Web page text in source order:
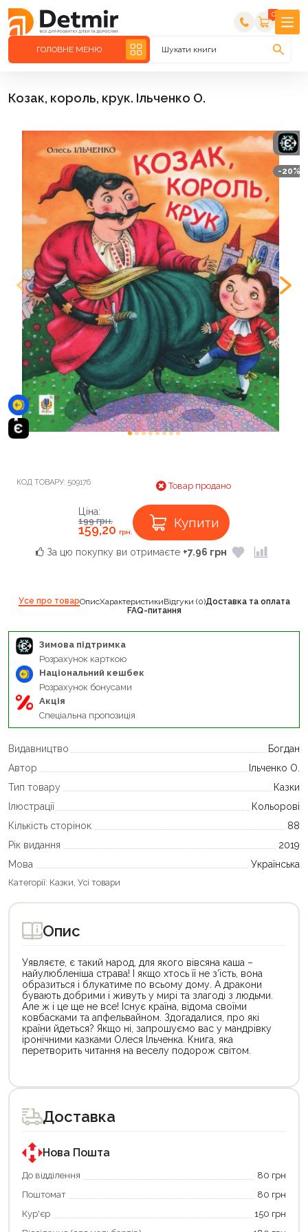
0
ГОЛОВНЕ МЕНЮ Шукати книги
Козак, король, крук. Ільченко О.
-20%
КОД ТОВАРУ: 509176 Товар продано
Ціна:
199грн.
159,20 грн.
Купити
За цю покупку ви отримаєте +7.96 грн
Усе про товарОписХарактеристикиВідгуки (0)Доставка та оплата
FAQ-питання
Зимова підтримка
Розрахунок карткою
Національний кешбек
Розрахунок бонусами
Акція
Спеціальна пропозиція
Видавництво
Богдан
Автор
Ільченко О.
Тип товару
Казки
Ілюстрації
Кольорові
Кількість сторінок
88
Рік видання
2019
Мова
Українська
Категорії: Казки, Усі товари
Опис
Уявляєте, є такий народ, для якого вівсяна каша –
найулюбленіша страва! І якщо хтось її не з’їсть, вона
образиться і блукатиме по всьому дому. А дракони
бувають добрими і живуть у мирі та злагоді з людьми.
Але ж і це ще не все! Існує країна, відома своїми
ковбасками та апфельвайном. Здогадалися, про які
країни йдеться? Якщо ні, запрошуємо вас у мандрівку
іронічними казками Олеся Ільченка. Книга, яка
перетворить читання на веселу подорож світом.
товар
для
покупки
державною
програмою
єКнига.
Використовуйте
карту
щоб
зекономити
товар
для
покупки
державною
програмою
«Національний
кешбек».
покупку
«Національний
кешбек»
Доставка
Нова Пошта
До відділення
80 грн
Поштомат
80 грн
Кур'єр
150 грн